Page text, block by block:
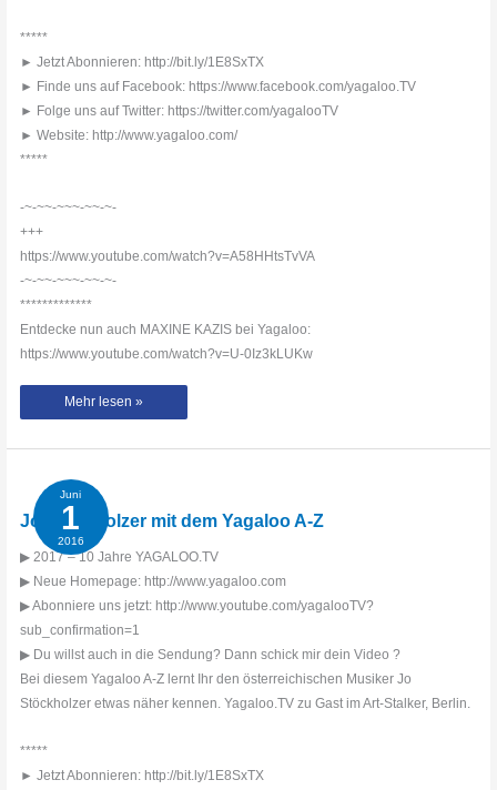
*****
► Jetzt Abonnieren: http://bit.ly/1E8SxTX
► Finde uns auf Facebook: https://www.facebook.com/yagaloo.TV
► Folge uns auf Twitter: https://twitter.com/yagalooTV
► Website: http://www.yagaloo.com/
*****
-~-~~-~~~-~~-~-
+++
https://www.youtube.com/watch?v=A58HHtsTvVA
-~-~~-~~~-~~-~-
*************
Entdecke nun auch MAXINE KAZIS bei Yagaloo:
https://www.youtube.com/watch?v=U-0Iz3kLUKw
Larsito
A-
Besten
Mehr lesen »
Juni
1
2016
Jo Stöckholzer mit dem Yagaloo A-Z
▶ 2017 – 10 Jahre YAGALOO.TV
▶ Neue Homepage: http://www.yagaloo.com
▶ Abonniere uns jetzt: http://www.youtube.com/yagalooTV?
sub_confirmation=1
▶ Du willst auch in die Sendung? Dann schick mir dein Video ?
Bei diesem Yagaloo A-Z lernt Ihr den österreichischen Musiker Jo
Stöckholzer etwas näher kennen. Yagaloo.TV zu Gast im Art-Stalker, Berlin.
*****
► Jetzt Abonnieren: http://bit.ly/1E8SxTX